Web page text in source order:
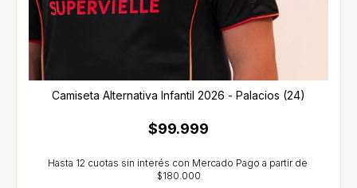
Camiseta Alternativa Infantil 2026 - Palacios (24)
$99.999